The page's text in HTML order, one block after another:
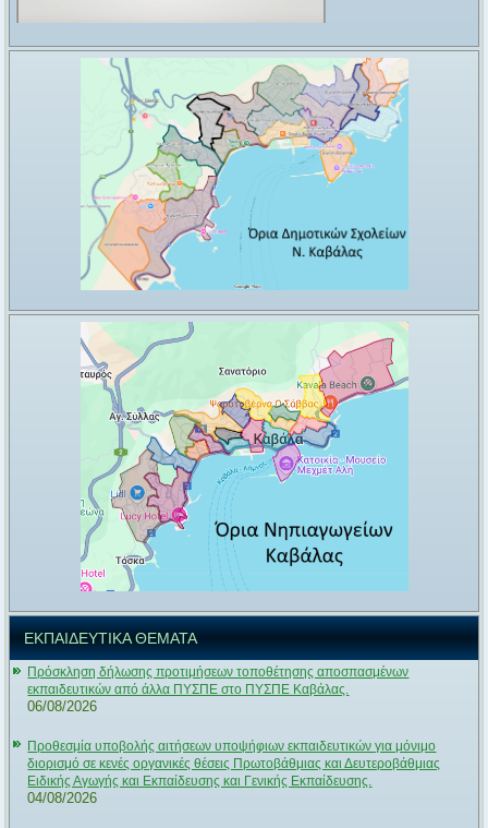
ΕΚΠΑΙΔΕΥΤΙΚΑ ΘΕΜΑΤΑ
Πρόσκληση δήλωσης προτιμήσεων τοποθέτησης αποσπασμένων
εκπαιδευτικών από άλλα ΠΥΣΠΕ στο ΠΥΣΠΕ Καβάλας.
06/08/2026
Προθεσμία υποβολής αιτήσεων υποψήφιων εκπαιδευτικών για μόνιμο
διορισμό σε κενές οργανικές θέσεις Πρωτοβάθμιας και Δευτεροβάθμιας
Ειδικής Αγωγής και Εκπαίδευσης και Γενικής Εκπαίδευσης.
04/08/2026